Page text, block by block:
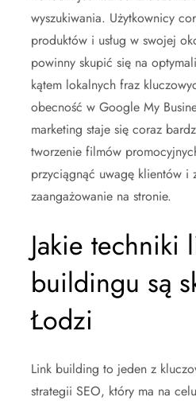
wyszukiwania. Użytkownicy
produktów i usług w swojej
powinny skupić się na
kątem lokalnych fraz
obecność w Google My
marketing staje się coraz
tworzenie filmów
przyciągnąć uwagę klientów i
zaangażowanie na stronie.
Jakie techniki
buildingu są
Łodzi
Link building to jeden z
strategii SEO, który ma na